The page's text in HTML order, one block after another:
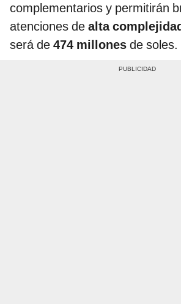
complementarios y permitirán
atenciones de alta
será de 474 millones de soles.